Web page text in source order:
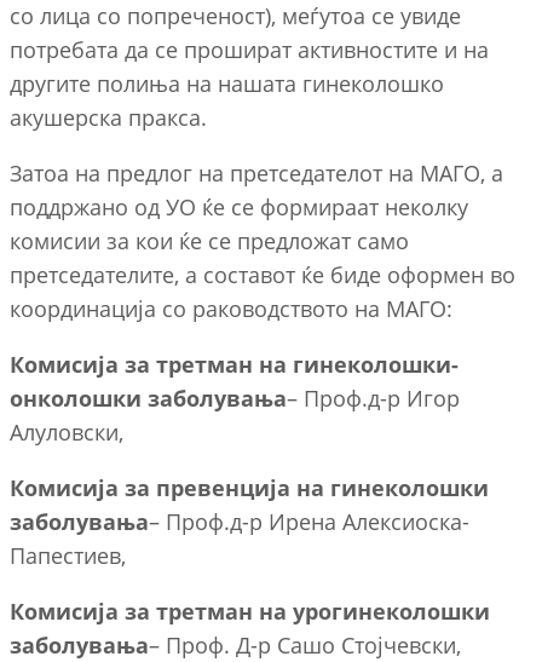
со лица со попреченост), меѓутоа се увиде
потребата да се прошират активностите и на
другите полиња на нашата гинеколошко
акушерска пракса.
Затоа на предлог на претседателот на МАГО, а
поддржано од УО ќе се формираат неколку
комисии за кои ќе се предложат само
претседателите, а составот ќе биде оформен во
координација со раководството на МАГО:
Комисија за третман на гинеколошки-
онколошки заболувања– Проф.д-р Игор
Алуловски,
Комисија за превенција на гинеколошки
заболувања– Проф.д-р Ирена Алексиоска-
Папестиев,
Комисија за третман на урогинеколошки
заболувања– Проф. Д-р Сашо Стојчевски,